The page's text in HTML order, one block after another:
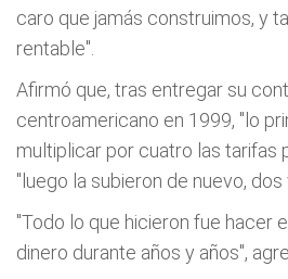
caro que jamás construimos, y
rentable".
Afirmó que, tras entregar su
centroamericano en 1999, "lo
multiplicar por cuatro las tarifas
"luego la subieron de nuevo, dos
"Todo lo que hicieron fue hacer
dinero durante años y años",